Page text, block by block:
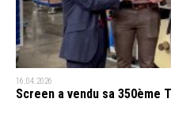
16.04.2026
Screen a vendu sa 350ème